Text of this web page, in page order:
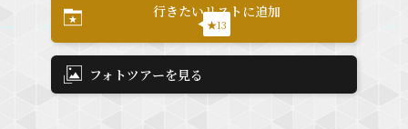
行きたいリストに追加
★13
フォトツアーを見る